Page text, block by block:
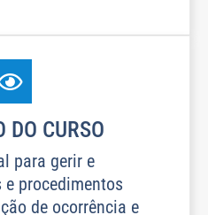
para gerir e
procedimentos
de ocorrência e
DO CURSO